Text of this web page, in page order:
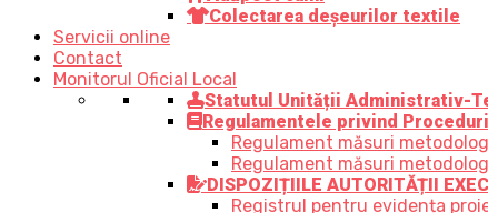
Colectarea deșeurilor textile
Servicii online
Contact
Monitorul Oficial Local
Statutul Unității Administrativ-
Regulamentele privind
Regulament măsuri
Regulament măsuri
DISPOZIȚIILE AUTORITĂȚII
Registrul pentru evidența